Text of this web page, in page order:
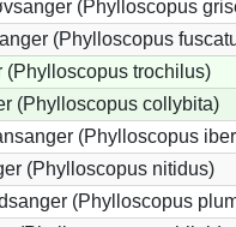
(Phylloscopus
(Phylloscopus
(Phylloscopus trochilus)
(Phylloscopus collybita)
(Phylloscopus
(Phylloscopus nitidus)
(Phylloscopus